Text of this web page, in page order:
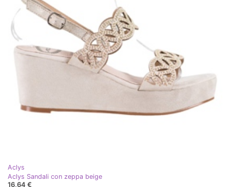
Aclys
Aclys Sandali con zeppa beige
16,64 €